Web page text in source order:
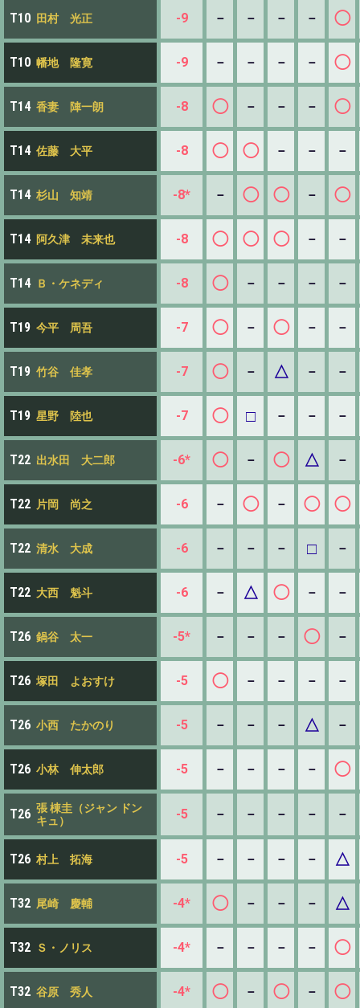
T10 田村 光正 -9 － － － － ◯
T10 幡地 隆寛 -9 － － － － ◯
T14 香妻 陣一朗 -8 ◯ － － － ◯
T14 佐藤 大平 -8 ◯ ◯ － － －
T14 杉山 知靖 -8* － ◯ ◯ － ◯
T14 阿久津 未来也 -8 ◯ ◯ ◯ － －
T14 Ｂ・ケネディ -8 ◯ － － － －
T19 今平 周吾 -7 ◯ － ◯ － －
T19 竹谷 佳孝 -7 ◯ － △ － －
T19 星野 陸也 -7 ◯ □ － － －
T22 出水田 大二郎 -6* ◯ － ◯ △ －
T22 片岡 尚之 -6 － ◯ － ◯ ◯
T22 清水 大成 -6 － － － □ －
T22 大西 魁斗 -6 － △ ◯ － －
T26 鍋谷 太一 -5* － － － ◯ －
T26 塚田 よおすけ -5 ◯ － － － －
T26 小西 たかのり -5 － － － △ －
T26 小林 伸太郎 -5 － － － － ◯
T26 張 棟圭（ジャン ドン
キュ）
-5 － － － － －
T26 村上 拓海 -5 － － － － △
T32 尾崎 慶輔 -4* ◯ － － － △
T32 Ｓ・ノリス -4* － － － － ◯
T32 谷原 秀人 -4* ◯ － ◯ － ◯